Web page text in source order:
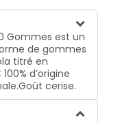
Gommes est un
de gommes
titré en
d’origine
cerise.